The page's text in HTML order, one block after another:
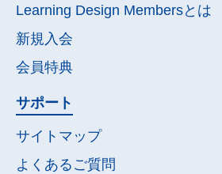
Learning Design Membersとは
新規入会
会員特典
サポート
サイトマップ
よくあるご質問